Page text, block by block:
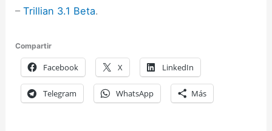
–Trillian 3.1 Beta.
Compartir
Facebook X LinkedIn
Telegram WhatsApp Más